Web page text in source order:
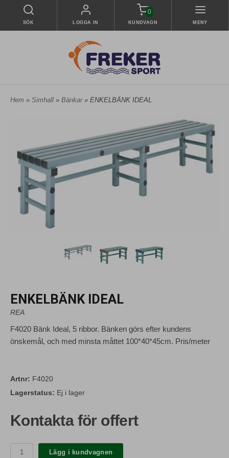
SÖK LOGGA IN
0
KUNDVAGN MENY
Hem » Simhall » Bänkar » ENKELBÄNK IDEAL
ENKELBÄNK IDEAL
REA
F4020 Bänk Ideal, 5 ribbor. Bänken görs efter kundens
önskemål, och med minsta måttet 100*40*45cm. Pris/meter
Artnr: F4020
Lagerstatus: Ej i lager
Kontakta för offert
Lägg i kundvagnen